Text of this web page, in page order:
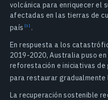
volcánica para enriquecer el
afectadas en las tierras de
país
.
En respuesta a los
2019-2020, Australia puso
reforestación e iniciativas
para restaurar
La recuperación sostenible